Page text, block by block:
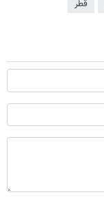
قطر